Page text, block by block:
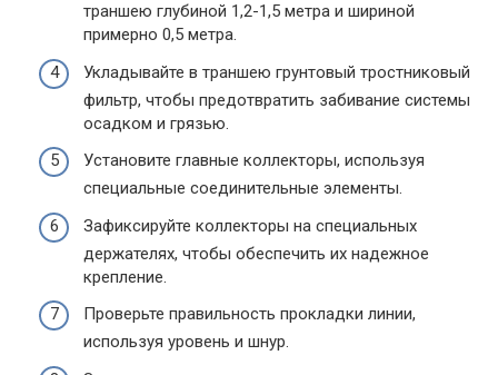
траншею глубиной 1,2-1,5 метра и шириной
примерно 0,5 метра.
Укладывайте в траншею грунтовый тростниковый
фильтр, чтобы предотвратить забивание системы
осадком и грязью.
Установите главные коллекторы, используя
специальные соединительные элементы.
Зафиксируйте коллекторы на специальных
держателях, чтобы обеспечить их надежное
крепление.
Проверьте правильность прокладки линии,
используя уровень и шнур.